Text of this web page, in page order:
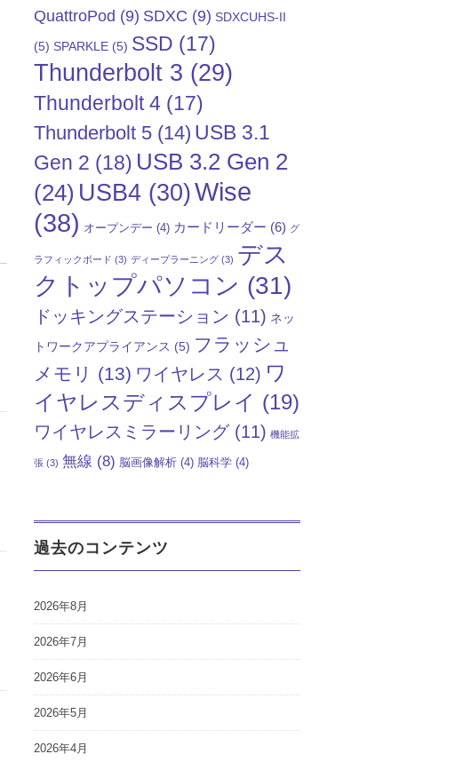
QuattroPod (9) SDXC (9) SDXCUHS-II
(5) SPARKLE (5) SSD (17)
Thunderbolt 3 (29)
Thunderbolt 4 (17)
Thunderbolt 5 (14) USB 3.1
Gen 2 (18) USB 3.2 Gen 2
(24) USB4 (30)Wise
(38) オープンデー (4) カードリーダー (6) グ
ラフィックボード (3) ディープラーニング (3) デス
クトップパソコン (31)
ドッキングステーション (11) ネッ
トワークアプライアンス (5) フラッシュ
メモリ (13) ワイヤレス (12) ワ
イヤレスディスプレイ (19)
ワイヤレスミラーリング(11) 機能拡
張 (3) 無線 (8) 脳画像解析 (4) 脳科学 (4)
過去のコンテンツ
2026年8月
2026年7月
2026年6月
2026年5月
2026年4月